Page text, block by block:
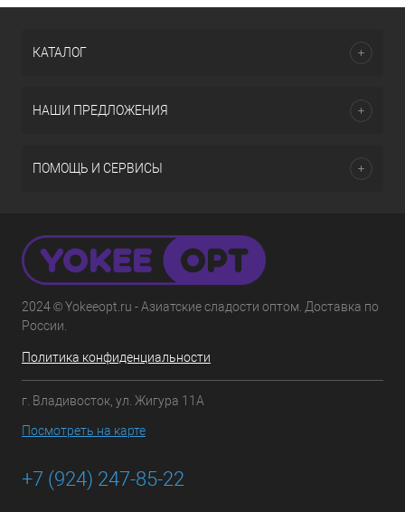
КАТАЛОГ
НАШИ ПРЕДЛОЖЕНИЯ
ПОМОЩЬ И СЕРВИСЫ
2024 © Yokeeopt.ru - Азиатские сладости оптом. Доставка по
России.
Политика конфиденциальности
г. Владивосток, ул. Жигура 11А
Посмотреть на карте
+7 (924) 247-85-22